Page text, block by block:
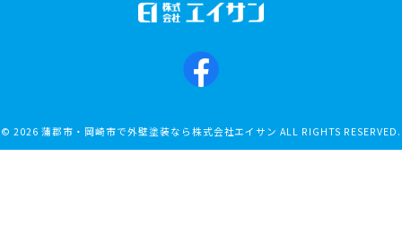
© 2026 蒲郡市・岡崎市で外壁塗装なら株式会社エイサン ALL RIGHTS RESERVED.